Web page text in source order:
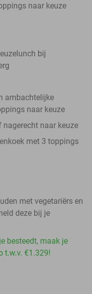
naar keuze
bij
ambachtelijke
naar keuze
naar keuze
met 3 toppings
met vegetariërs en
deze bij je
besteedt, maak je
t.w.v. €1.329!